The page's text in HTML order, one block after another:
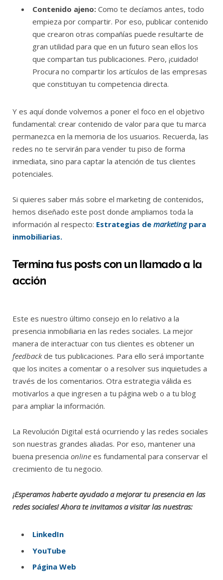
Contenido ajeno: Como te decíamos antes, todo
empieza por compartir. Por eso, publicar contenido
que crearon otras compañías puede resultarte de
gran utilidad para que en un futuro sean ellos los
que compartan tus publicaciones. Pero, ¡cuidado!
Procura no compartir los artículos de las empresas
que constituyan tu competencia directa.
Y es aquí donde volvemos a poner el foco en el objetivo
fundamental: crear contenido de valor para que tu marca
permanezca en la memoria de los usuarios. Recuerda, las
redes no te servirán para vender tu piso de forma
inmediata, sino para captar la atención de tus clientes
potenciales.
Si quieres saber más sobre el marketing de contenidos,
hemos diseñado este post donde ampliamos toda la
información al respecto: Estrategias de marketingpara
inmobiliarias.
Termina tus posts con un llamado a la
acción
Este es nuestro último consejo en lo relativo a la
presencia inmobiliaria en las redes sociales. La mejor
manera de interactuar con tus clientes es obtener un
feedbackde tus publicaciones. Para ello será importante
que los incites a comentar o a resolver sus inquietudes a
través de los comentarios. Otra estrategia válida es
motivarlos a que ingresen a tu página web o a tu blog
para ampliar la información.
La Revolución Digital está ocurriendo y las redes sociales
son nuestras grandes aliadas. Por eso, mantener una
buena presencia online es fundamental para conservar el
crecimiento de tu negocio.
¡Esperamos haberte ayudado a mejorar tu presencia en las
redes sociales! Ahora te invitamos a visitar las nuestras:
LinkedIn
YouTube
Página Web